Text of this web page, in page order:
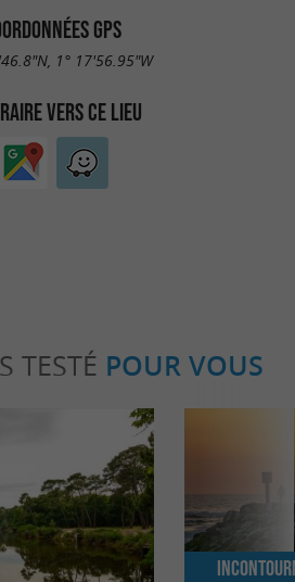
GPS
1° 17'56.95"W
VERS CE LIEU
TESTÉ POUR VOUS